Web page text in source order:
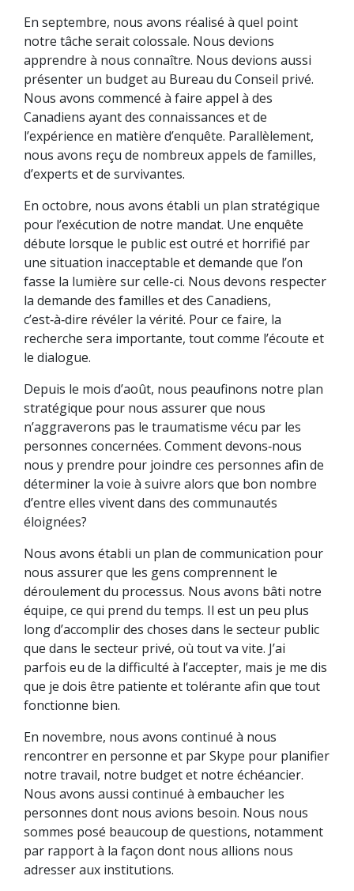
En septembre, nous avons réalisé à quel point
notre tâche serait colossale. Nous devions
apprendre à nous connaître. Nous devions aussi
présenter un budget au Bureau du Conseil privé.
Nous avons commencé à faire appel à des
Canadiens ayant des connaissances et de
l’expérience en matière d’enquête. Parallèlement,
nous avons reçu de nombreux appels de familles,
d’experts et de survivantes.
En octobre, nous avons établi un plan stratégique
pour l’exécution de notre mandat. Une enquête
débute lorsque le public est outré et horrifié par
une situation inacceptable et demande que l’on
fasse la lumière sur celle-ci. Nous devons respecter
la demande des familles et des Canadiens,
c’est‑à‑dire révéler la vérité. Pour ce faire, la
recherche sera importante, tout comme l’écoute et
le dialogue.
Depuis le mois d’août, nous peaufinons notre plan
stratégique pour nous assurer que nous
n’aggraverons pas le traumatisme vécu par les
personnes concernées. Comment devons‑nous
nous y prendre pour joindre ces personnes afin de
déterminer la voie à suivre alors que bon nombre
d’entre elles vivent dans des communautés
éloignées?
Nous avons établi un plan de communication pour
nous assurer que les gens comprennent le
déroulement du processus. Nous avons bâti notre
équipe, ce qui prend du temps. Il est un peu plus
long d’accomplir des choses dans le secteur public
que dans le secteur privé, où tout va vite. J’ai
parfois eu de la difficulté à l’accepter, mais je me dis
que je dois être patiente et tolérante afin que tout
fonctionne bien.
En novembre, nous avons continué à nous
rencontrer en personne et par Skype pour planifier
notre travail, notre budget et notre échéancier.
Nous avons aussi continué à embaucher les
personnes dont nous avions besoin. Nous nous
sommes posé beaucoup de questions, notamment
par rapport à la façon dont nous allions nous
adresser aux institutions.